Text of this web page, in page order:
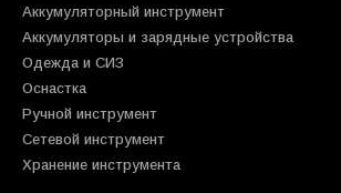
Аккумуляторный инструмент
Аккумуляторы и зарядные устройства
Одежда и СИЗ
Оснастка
Ручной инструмент
Сетевой инструмент
Хранение инструмента